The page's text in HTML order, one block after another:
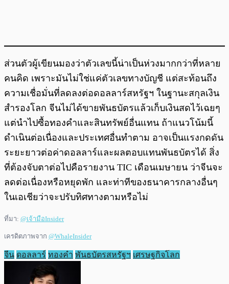
ส่วนตัวผู้เขียนมองว่าตัวเลขนี้น่าเป็นห่วงมากกว่าที่หลาย
คนคิด เพราะมันไม่ใช่แค่ตัวเลขทางบัญชี แต่สะท้อนถึง
ความเชื่อมั่นที่ลดลงต่อดอลลาร์สหรัฐฯ ในฐานะสกุลเงิน
สำรองโลก จีนไม่ได้ขายพันธบัตรแล้วเก็บเงินสดไว้เฉยๆ
แต่นำไปซื้อทองคำและสินทรัพย์อื่นแทน ถ้าแนวโน้มนี้
ดำเนินต่อเนื่องและประเทศอื่นทำตาม อาจเป็นแรงกดดัน
ระยะยาวต่อค่าดอลลาร์และผลตอบแทนพันธบัตรได้ สิ่ง
ที่ต้องจับตาต่อไปคือรายงาน TIC เดือนเมษายน ว่าจีนจะ
ลดต่อเนื่องหรือหยุดพัก และท่าทีของธนาคารกลางอื่นๆ
ในเอเชียว่าจะปรับทิศทางตามหรือไม่
ที่มา: @เจ้ามือInsider
เครดิตภาพจาก @WhaleInsider
จีน ดอลลาร์ ทองคำ พันธบัตรสหรัฐฯ เศรษฐกิจโลก